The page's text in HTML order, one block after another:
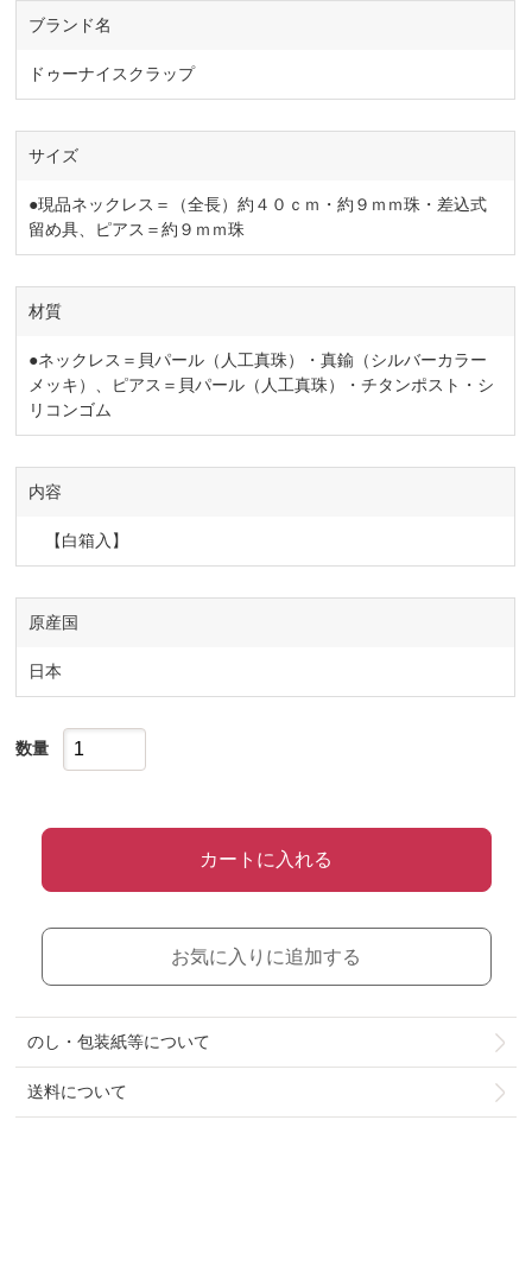
ブランド名
ドゥーナイスクラップ
サイズ
●現品ネックレス＝（全長）約４０ｃｍ・約９ｍｍ珠・差込式
留め具、ピアス＝約９ｍｍ珠
材質
●ネックレス＝貝パール（人工真珠）・真鍮（シルバーカラー
メッキ）、ピアス＝貝パール（人工真珠）・チタンポスト・シ
リコンゴム
内容
【白箱入】
原産国
日本
数量
カートに入れる
お気に入りに追加する
のし・包装紙等について
送料について